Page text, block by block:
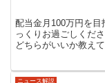
配当金月100万円を
っくりお過ごしくだ
どちらがいいか教え
ニュース解説